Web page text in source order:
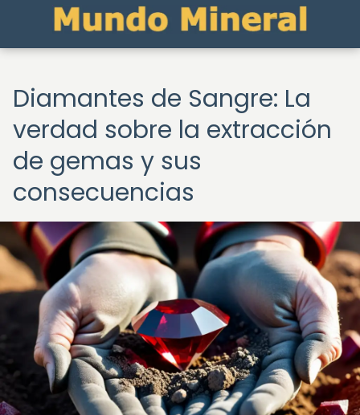
Diamantes de Sangre: La
verdad sobre la extracción
de gemas y sus
consecuencias